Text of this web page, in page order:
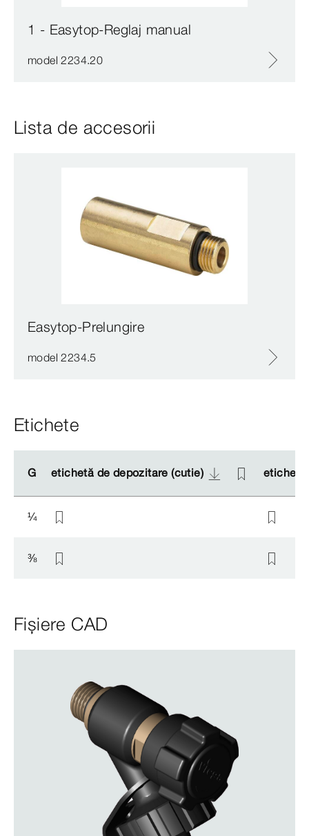
1 - Easytop-Reglaj manual
model 2234.20
Lista de accesorii
Easytop-Prelungire
model 2234.5
Etichete
G etichetă de depozitare (cutie) etichete
G etichetă de depozitare (cutie) etichete
¼
⅜
Fișiere CAD